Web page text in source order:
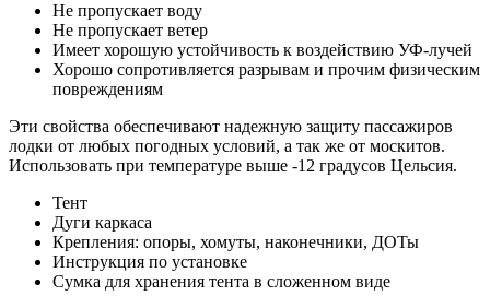
Не пропускает воду
Не пропускает ветер
Имеет хорошую устойчивость к воздействию УФ-лучей
Хорошо сопротивляется разрывам и прочим физическим
повреждениям
Эти свойства обеспечивают надежную защиту пассажиров
лодки от любых погодных условий, а так же от москитов.
Использовать при температуре выше -12 градусов Цельсия.
Тент
Дуги каркаса
Крепления: опоры, хомуты, наконечники, ДОТы
Инструкция по установке
Сумка для хранения тента в сложенном виде